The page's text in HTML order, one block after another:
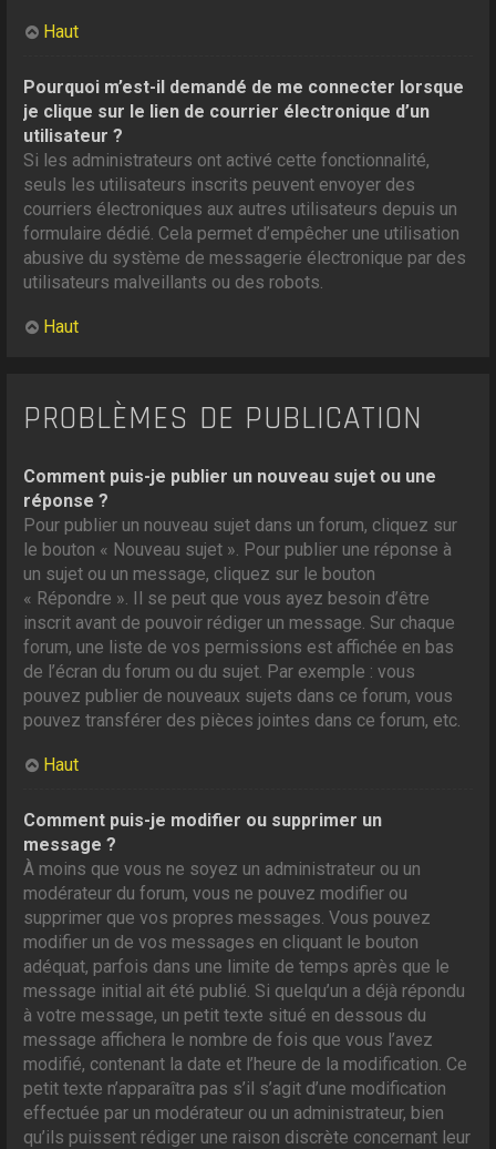
Haut
Pourquoi m’est-il demandé de me connecter lorsque
je clique sur le lien de courrier électronique d’un
utilisateur ?
Si les administrateurs ont activé cette fonctionnalité,
seuls les utilisateurs inscrits peuvent envoyer des
courriers électroniques aux autres utilisateurs depuis un
formulaire dédié. Cela permet d’empêcher une utilisation
abusive du système de messagerie électronique par des
utilisateurs malveillants ou des robots.
Haut
PROBLÈMES DE PUBLICATION
Comment puis-je publier un nouveau sujet ou une
réponse ?
Pour publier un nouveau sujet dans un forum, cliquez sur
le bouton « Nouveau sujet ». Pour publier une réponse à
un sujet ou un message, cliquez sur le bouton
« Répondre ». Il se peut que vous ayez besoin d’être
inscrit avant de pouvoir rédiger un message. Sur chaque
forum, une liste de vos permissions est affichée en bas
de l’écran du forum ou du sujet. Par exemple : vous
pouvez publier de nouveaux sujets dans ce forum, vous
pouvez transférer des pièces jointes dans ce forum, etc.
Haut
Comment puis-je modifier ou supprimer un
message ?
À moins que vous ne soyez un administrateur ou un
modérateur du forum, vous ne pouvez modifier ou
supprimer que vos propres messages. Vous pouvez
modifier un de vos messages en cliquant le bouton
adéquat, parfois dans une limite de temps après que le
message initial ait été publié. Si quelqu’un a déjà répondu
à votre message, un petit texte situé en dessous du
message affichera le nombre de fois que vous l’avez
modifié, contenant la date et l’heure de la modification. Ce
petit texte n’apparaîtra pas s’il s’agit d’une modification
effectuée par un modérateur ou un administrateur, bien
qu’ils puissent rédiger une raison discrète concernant leur